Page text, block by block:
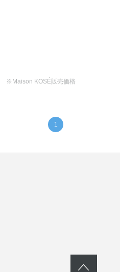
※Maison KOSÉ販売価格
1